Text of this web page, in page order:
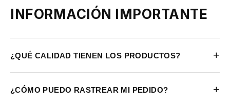
INFORMACIÓN IMPORTANTE
¿QUÉ CALIDAD TIENEN LOS PRODUCTOS? +
¿CÓMO PUEDO RASTREAR MI PEDIDO? +